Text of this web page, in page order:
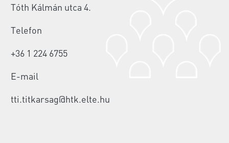
Tóth Kálmán utca 4.
Telefon
+36 1 224 6755
E-mail
tti.titkarsag@htk.elte.hu